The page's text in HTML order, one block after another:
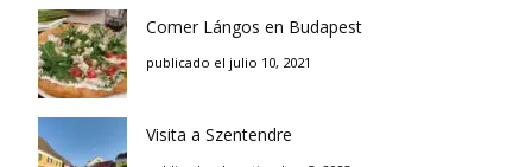
Comer Lángos en Budapest
publicado el julio 10, 2021
Visita a Szentendre